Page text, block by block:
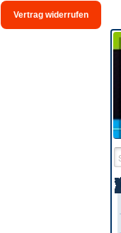
Vertrag widerrufen